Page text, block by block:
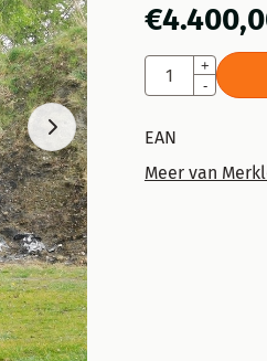
€
Aantal
+
-
EAN
Meer van